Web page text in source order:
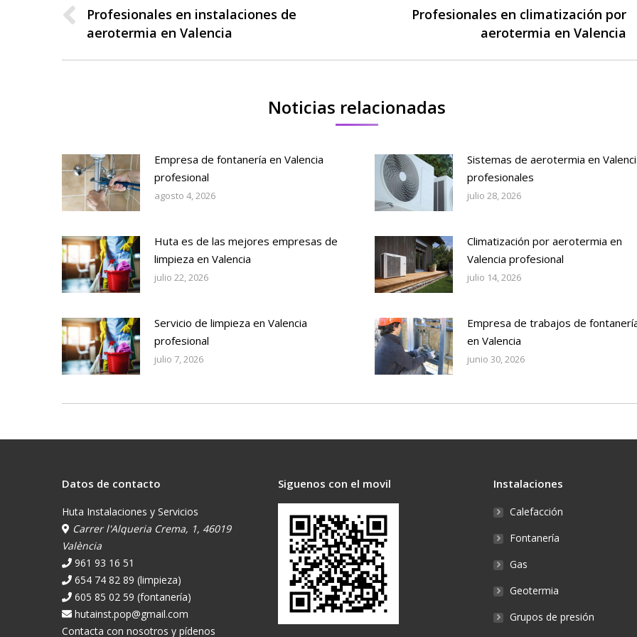
entre
publicaciones
Publicación
anterior:
Profesionales en instalaciones de
aerotermia en Valencia
PublicaciónProfesionales en climatización por
aerotermia en Valencia
Noticias relacionadas
Empresa de fontanería en Valencia
profesional
agosto 4, 2026
Sistemas de aerotermia en
profesionales
julio 28, 2026
Huta es de las mejores empresas de
limpieza en Valencia
julio 22, 2026
Climatización por aerotermia en
Valencia profesional
julio 14, 2026
Servicio de limpieza en Valencia
profesional
julio 7, 2026
Empresa de trabajos de
en Valencia
junio 30, 2026
Datos de contacto
Huta Instalaciones y Servicios
Carrer l'Alqueria Crema, 1, 46019
València
961 93 16 51
654 74 82 89 (limpieza)
605 85 02 59 (fontanería)
hutainst.pop@gmail.com
Contacta con nosotros y pídenos
Siguenos con el movil Instalaciones
Calefacción
Fontanería
Gas
Geotermia
Grupos de presión